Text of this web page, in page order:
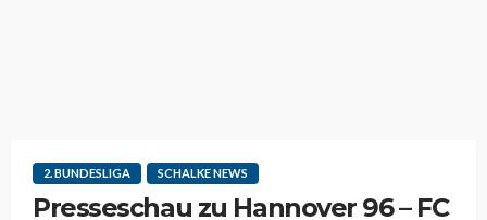
2. BUNDESLIGA SCHALKE NEWS
Presseschau zu Hannover 96 – FC